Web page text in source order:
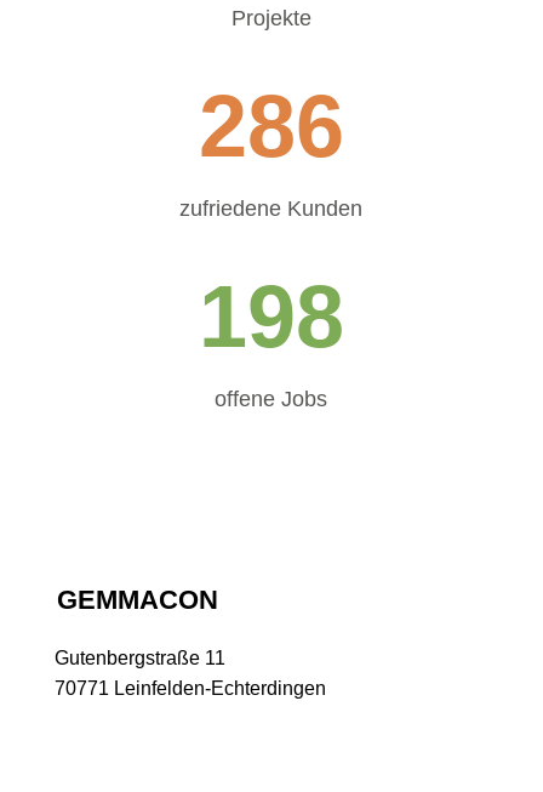
Projekte
286
zufriedene Kunden
198
offene Jobs
GEMMACON
Gutenbergstraße 11
70771 Leinfelden-Echterdingen